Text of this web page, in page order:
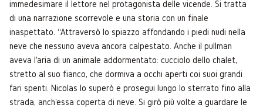
immedesimare il lettore nel protagonista delle vicende. Si tratta
di una narrazione scorrevole e una storia con un finale
inaspettato. “Attraversò lo spiazzo affondando i piedi nudi nella
neve che nessuno aveva ancora calpestato. Anche il pullman
aveva l'aria di un animale addormentato: cucciolo dello chalet,
stretto al suo fianco, che dormiva a occhi aperti coi suoi grandi
fari spenti. Nicolas lo superò e prosegui lungo lo sterrato fino alla
strada, anch'essa coperta di neve. Si girò più volte a guardare le